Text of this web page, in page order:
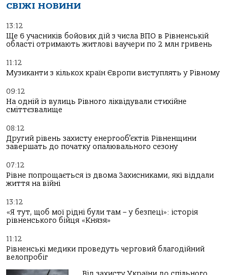
СВІЖІ НОВИНИ
13:12
Ще 6 учасників бойових дій з числа ВПО в Рівненській
області отримають житлові ваучери по 2 млн гривень
11:12
Музиканти з кількох країн Європи виступлять у Рівному
09:12
На одній із вулиць Рівного ліквідували стихійне
сміттєзвалище
08:12
Другий рівень захисту енергооб’єктів Рівненщини
завершать до початку опалювального сезону
07:12
Рівне попрощається із двома Захисниками, які віддали
життя на війні
13:12
«Я тут, щоб мої рідні були там – у безпеці»: історія
рівненського бійця «Князя»
11:12
Рівненські медики проведуть черговий благодійний
велопробіг